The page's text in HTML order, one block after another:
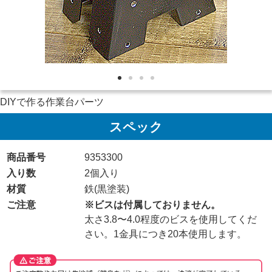
DIYで作る作業台パーツ
スペック
商品番号
9353300
入り数
2個入り
材質
鉄(黒塗装)
ご注意
※ビスは付属しておりません。
太さ3.8〜4.0程度のビスを使用してくだ
さい。1金具につき20本使用します。